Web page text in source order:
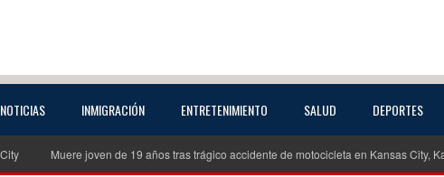
NOTICIAS INMIGRACIÓN ENTRETENIMIENTO SALUD DEPORTES
Muere joven de 19 años tras trágico accidente de motocicleta en Kansas City, Kansas